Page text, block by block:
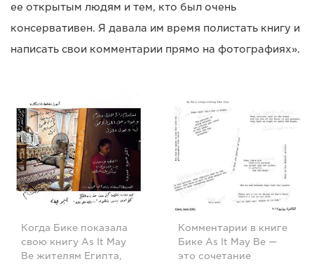
ее открытым людям и тем, кто был очень
консервативен. Я давала им время полистать книгу и
написать свои комментарии прямо на фотографиях».
Когда Бике показала
свою книгу As It May
Be жителям Египта,
Комментарии в книге
Бике As It May Be —
это сочетание